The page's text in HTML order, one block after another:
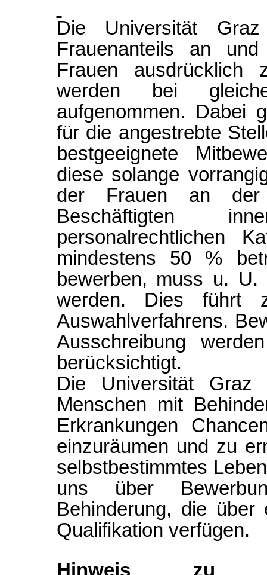
Die Universität
Frauenanteils an
Frauen ausdrücklich
werden bei
aufgenommen. Dabei
für die angestrebte
bestgeeignete
diese solange
der Frauen an der
Beschäftigten
personalrechtlichen
mindestens 50 %
bewerben, muss u. U.
werden. Dies führt
Auswahlverfahrens.
Ausschreibung
berücksichtigt.
Die Universität
Menschen mit
Erkrankungen
einzuräumen und zu
selbstbestimmtes
uns über
Behinderung, die über
Qualifikation verfügen.
Hinweis zu